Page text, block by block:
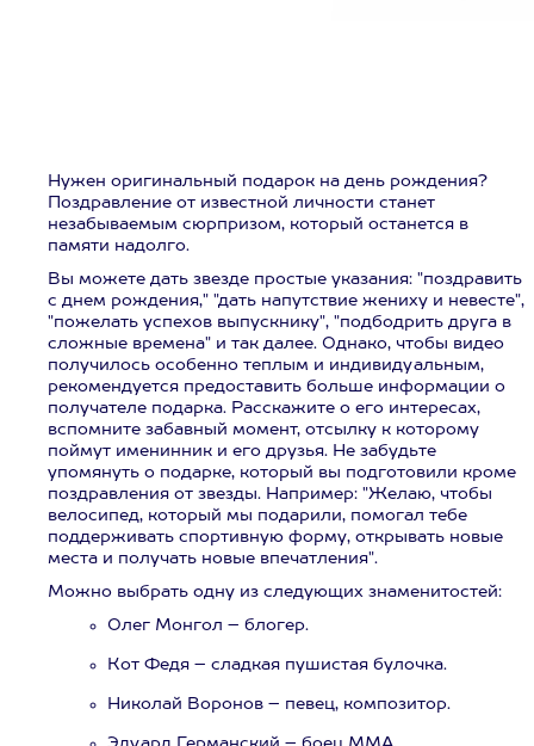
Нужен оригинальный подарок на день рождения?
Поздравление от известной личности станет
незабываемым сюрпризом, который останется в
памяти надолго.
Вы можете дать звезде простые указания: "поздравить
с днем рождения," "дать напутствие жениху и невесте",
"пожелать успехов выпускнику", "подбодрить друга в
сложные времена" и так далее. Однако, чтобы видео
получилось особенно теплым и индивидуальным,
рекомендуется предоставить больше информации о
получателе подарка. Расскажите о его интересах,
вспомните забавный момент, отсылку к которому
поймут именинник и его друзья. Не забудьте
упомянуть о подарке, который вы подготовили кроме
поздравления от звезды. Например: "Желаю, чтобы
велосипед, который мы подарили, помогал тебе
поддерживать спортивную форму, открывать новые
места и получать новые впечатления".
Можно выбрать одну из следующих знаменитостей:
Олег Монгол – блогер.
Кот Федя – сладкая пушистая булочка.
Николай Воронов – певец, композитор.